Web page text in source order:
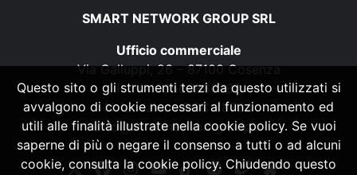
SMART NETWORK GROUP SRL
Ufficio commerciale
Via Galluppi, 26 – 87100 Cosenza
P. IVA 03500860782
N. iscrizione ROC 28794
info@smartnetworkgroup.it
Questo sito o gli strumenti terzi da questo utilizzati si
avvalgono di cookie necessari al funzionamento ed
utili alle finalità illustrate nella cookie policy. Se vuoi
saperne di più o negare il consenso a tutti o ad alcuni
cookie, consulta la cookie policy. Chiudendo questo